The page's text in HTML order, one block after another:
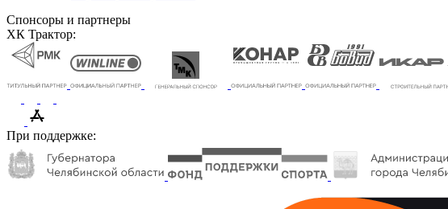
Спонсоры и партнеры
ХК Трактор:
При поддержке: